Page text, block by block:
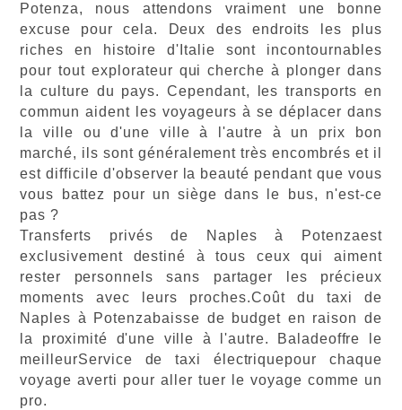
Potenza, nous attendons vraiment une bonne
excuse pour cela. Deux des endroits les plus
riches en histoire d'Italie sont incontournables
pour tout explorateur qui cherche à plonger dans
la culture du pays. Cependant, les transports en
commun aident les voyageurs à se déplacer dans
la ville ou d'une ville à l'autre à un prix bon
marché, ils sont généralement très encombrés et il
est difficile d'observer la beauté pendant que vous
vous battez pour un siège dans le bus, n'est-ce
pas ?
Transferts privés de Naples à Potenzaest
exclusivement destiné à tous ceux qui aiment
rester personnels sans partager les précieux
moments avec leurs proches.Coût du taxi de
Naples à Potenza baisse de budget en raison de
la proximité d'une ville à l'autre.
Baladeoffre le
meilleurService de taxi électriquepour chaque
voyage averti pour aller tuer le voyage comme un
pro.